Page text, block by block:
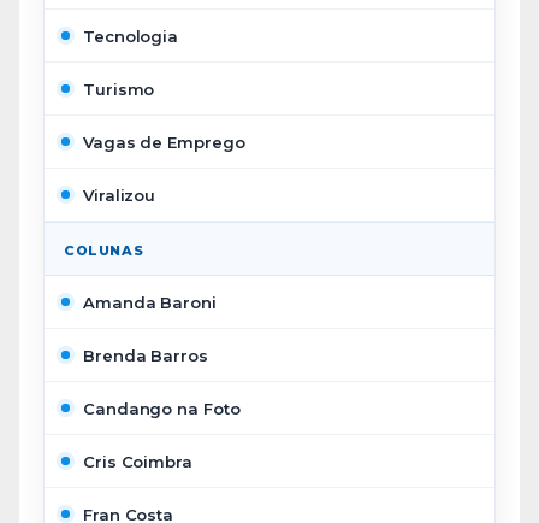
Tecnologia
Turismo
Vagas de Emprego
Viralizou
COLUNAS
Amanda Baroni
Brenda Barros
Candango na Foto
Cris Coimbra
Fran Costa